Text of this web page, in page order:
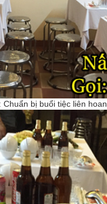
Chuẩn bị buổi tiệc liên hoan